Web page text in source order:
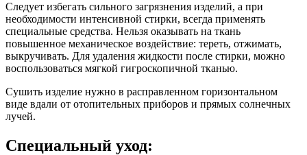
Следует избегать сильного загрязнения изделий, а при
необходимости интенсивной стирки, всегда применять
специальные средства. Нельзя оказывать на ткань
повышенное механическое воздействие: тереть, отжимать,
выкручивать. Для удаления жидкости после стирки, можно
воспользоваться мягкой гигроскопичной тканью.
Сушить изделие нужно в расправленном горизонтальном
виде вдали от отопительных приборов и прямых солнечных
лучей.
Специальный уход: